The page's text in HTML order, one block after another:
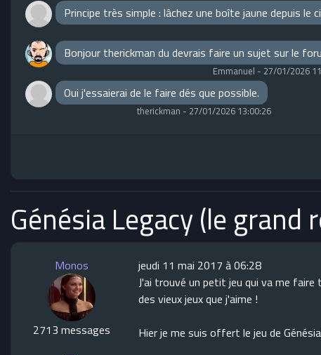
Principe très simple : lâchez une boîte jaune depuis
Bonjour therickman du devrais faire un sujet sur le
Emmanuel - 27/01/2026
Oui j'essaierai de le faire dés que possible.
therickman - 27/01/2026 13:00:26
Génésia Legacy (le grand
Monos
2713 messages
jeudi 11 mai 2017 à 06:28
J'ai trouvé un petit jeu qui va me
des vieux jeux que j'aime !
Hier je me suis offert le jeu de